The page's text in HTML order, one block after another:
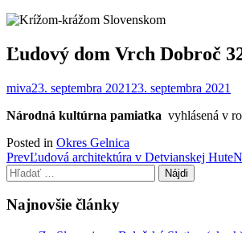
Ľudový dom Vrch Dobroč
miva23. septembra 2021 23. septembra 2021
Národná kultúrna pamiatka vyhlásená v
Posted in Okres Gelnica
Post
navigation
PrevĽudová architektúra v Detvianskej Hute
Hľadať:
Najnovšie články